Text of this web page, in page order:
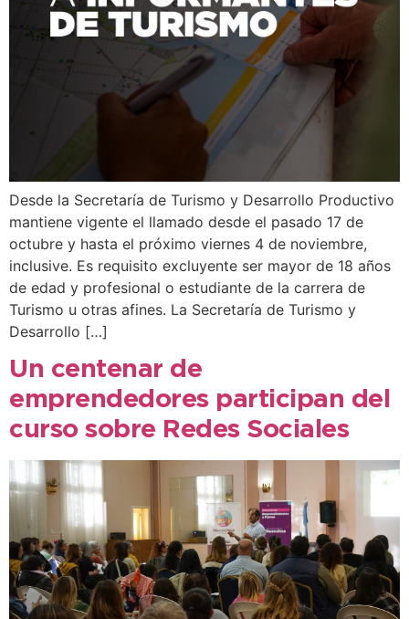
Desde la Secretaría de Turismo y Desarrollo Productivo
mantiene vigente el llamado desde el pasado 17 de
octubre y hasta el próximo viernes 4 de noviembre,
inclusive. Es requisito excluyente ser mayor de 18 años
de edad y profesional o estudiante de la carrera de
Turismo u otras afines. La Secretaría de Turismo y
Desarrollo […]
Un centenar de
emprendedores participan del
curso sobre Redes Sociales